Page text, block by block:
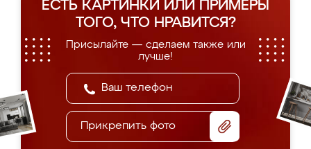
ЕСТЬ КАРТИНКИ ИЛИ ПРИМЕРЫ
ТОГО, ЧТО НРАВИТСЯ?
Присылайте — сделаем также или
лучше!
Прикрепить фото